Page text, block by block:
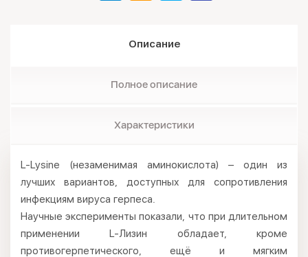
Описание
Полное описание
Характеристики
L-Lysine (незаменимая аминокислота) – один из
лучших вариантов, доступных для сопротивления
инфекциям вируса герпеса.
Научные эксперименты показали, что при длительном
применении L-Лизин обладает, кроме
противогерпетического, ещё и мягким